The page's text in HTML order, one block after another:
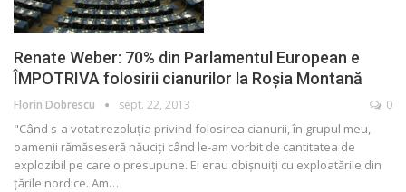
Renate Weber: 70% din Parlamentul European e
ÎMPOTRIVA folosirii cianurilor la Roşia Montană
Florin Dobrescu sept. 22, 2013 0
"Când s-a votat rezoluţia privind folosirea cianurii, în grupul meu,
oamenii rămăseseră năuciţi când le-am vorbit de cantitatea de
explozibil pe care o presupune. Ei erau obişnuiţi cu exploatările din
ţările nordice. Am…